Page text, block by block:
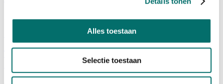
Alles toestaan
Selectie toestaan
24/04/2023
Entree Magazine| Ondernemerschap
Instituut Nederland